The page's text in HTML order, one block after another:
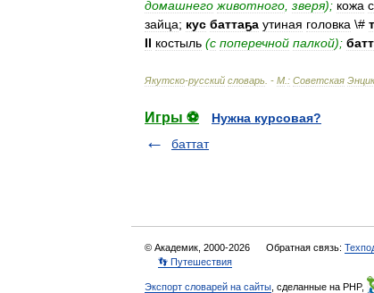
домашнего животного зверя); кожа с
зайца; кус баттаҕа утиная головка \#
II костыль (с поперечной палкой);
Якутско-русский словарь . - М : Советская
Игры ⚽
Нужна курсовая?
баттат
© Академик, 2000-2026 Обратная связь:
👣 Путешествия
Экспорт словарей на сайты , сделанные на PHP,